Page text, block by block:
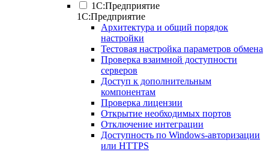
1С:Предприятие
1С:Предприятие
Архитектура и общий порядок
настройки
Тестовая настройка параметров обмена
Проверка взаимной доступности
серверов
Доступ к дополнительным
компонентам
Проверка лицензии
Открытие необходимых портов
Отключение интеграции
Доступность по Windows-авторизации
или HTTPS